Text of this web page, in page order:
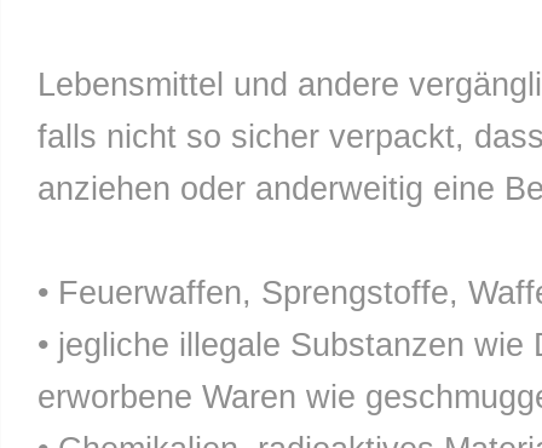
Lebensmittel und andere
falls nicht so sicher verpackt,
anziehen oder anderweitig eine
• Feuerwaffen, Sprengstoffe,
• jegliche illegale Substanzen
erworbene Waren wie